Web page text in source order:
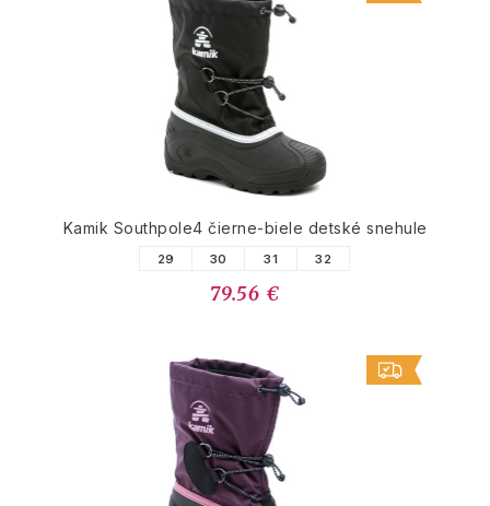
Kamik Southpole4 čierne-biele detské snehule
29 30 31 32
79.56 €